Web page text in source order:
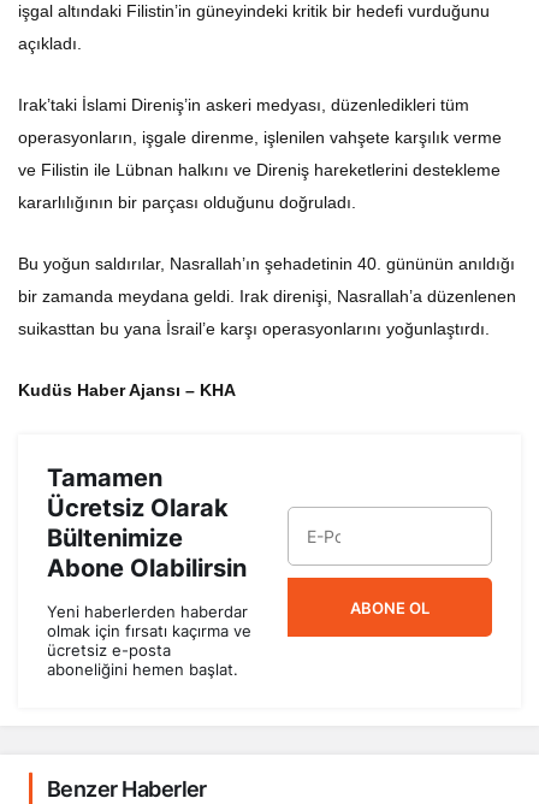
işgal altındaki Filistin’in güneyindeki kritik bir hedefi vurduğunu
açıkladı.
Irak’taki İslami Direniş’in askeri medyası, düzenledikleri tüm
operasyonların, işgale direnme, işlenilen vahşete karşılık verme
ve Filistin ile Lübnan halkını ve Direniş hareketlerini destekleme
kararlılığının bir parçası olduğunu doğruladı.
Bu yoğun saldırılar, Nasrallah’ın şehadetinin 40. gününün anıldığı
bir zamanda meydana geldi. Irak direnişi, Nasrallah’a düzenlenen
suikasttan bu yana İsrail’e karşı operasyonlarını yoğunlaştırdı.
Kudüs Haber Ajansı – KHA
Tamamen
Ücretsiz Olarak
Bültenimize
Abone Olabilirsin
Yeni haberlerden haberdar
olmak için fırsatı kaçırma ve
ücretsiz e-posta
aboneliğini hemen başlat.
ABONE OL
Benzer Haberler